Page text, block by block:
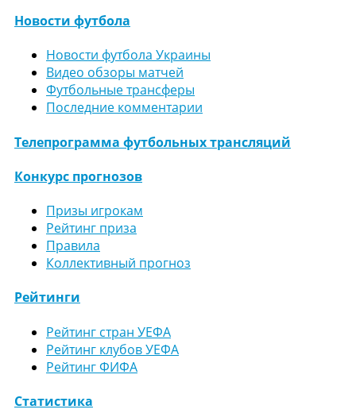
Новости футбола
Новости футбола Украины
Видео обзоры матчей
Футбольные трансферы
Последние комментарии
Телепрограмма футбольных трансляций
Конкурс прогнозов
Призы игрокам
Рейтинг приза
Правила
Коллективный прогноз
Рейтинги
Рейтинг стран УЕФА
Рейтинг клубов УЕФА
Рейтинг ФИФА
Статистика